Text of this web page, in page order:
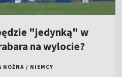
"jedynką" w
na wylocie?
NOŻNA / NIEMCY